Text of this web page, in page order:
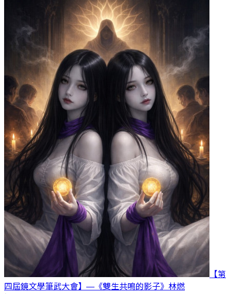
【第
四屆鏡文學筆武大會】—《雙生共鳴的影子》 林燃